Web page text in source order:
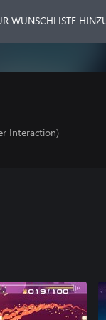
WUNSCHLISTE
Interaction)